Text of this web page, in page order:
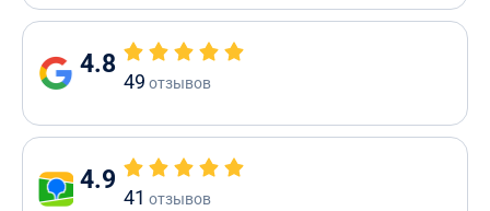
4.8
49 отзывов
4.9
41 отзывов